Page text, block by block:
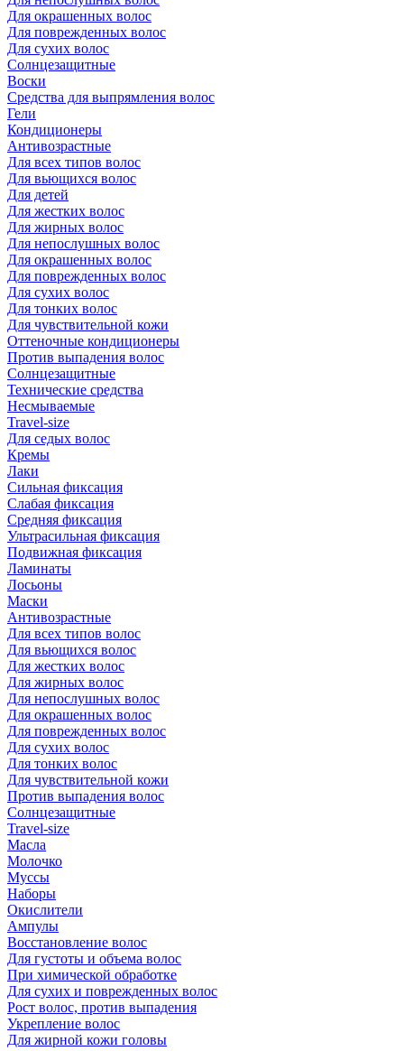
Для окрашенных волос
Для поврежденных волос
Для сухих волос
Солнцезащитные
Воски
Средства для выпрямления волос
Гели
Кондиционеры
Антивозрастные
Для всех типов волос
Для вьющихся волос
Для детей
Для жестких волос
Для жирных волос
Для непослушных волос
Для окрашенных волос
Для поврежденных волос
Для сухих волос
Для тонких волос
Для чувствительной кожи
Оттеночные кондиционеры
Против выпадения волос
Солнцезащитные
Технические средства
Несмываемые
Travel-size
Для седых волос
Кремы
Лаки
Сильная фиксация
Слабая фиксация
Средняя фиксация
Ультрасильная фиксация
Подвижная фиксация
Ламинаты
Лосьоны
Маски
Антивозрастные
Для всех типов волос
Для вьющихся волос
Для жестких волос
Для жирных волос
Для непослушных волос
Для окрашенных волос
Для поврежденных волос
Для сухих волос
Для тонких волос
Для чувствительной кожи
Против выпадения волос
Солнцезащитные
Travel-size
Масла
Молочко
Муссы
Наборы
Окислители
Ампулы
Восстановление волос
Для густоты и объема волос
При химической обработке
Для сухих и поврежденных волос
Рост волос, против выпадения
Укрепление волос
Для жирной кожи головы